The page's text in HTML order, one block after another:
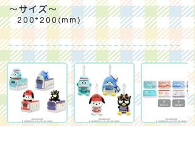
～サイズ～
200*200(mm)